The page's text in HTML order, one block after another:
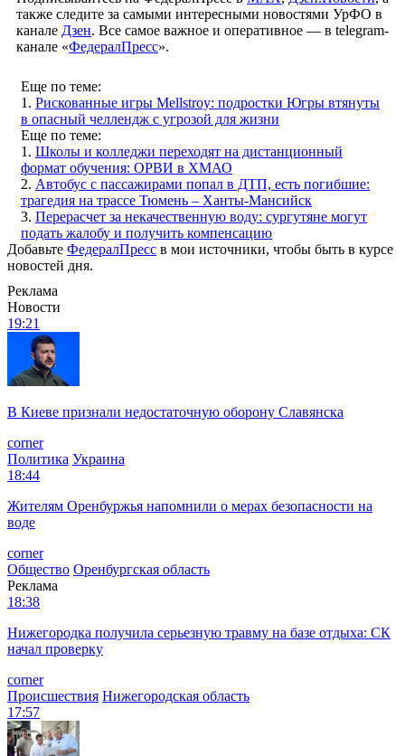
также следите за самыми интересными новостями УрФО в
канале Дзен. Все самое важное и оперативное — в telegram-
канале «ФедералПресс».
Еще по теме:
1. Рискованные игры Mellstroy: подростки Югры втянуты
в опасный челлендж с угрозой для жизни
Еще по теме:
1. Школы и колледжи переходят на дистанционный
формат обучения: ОРВИ в ХМАО
2. Автобус с пассажирами попал в ДТП, есть погибшие:
трагедия на трассе Тюмень – Ханты-Мансийск
3. Перерасчет за некачественную воду: сургутяне могут
подать жалобу и получить компенсацию
Добавьте ФедералПресс в мои источники, чтобы быть в курсе
новостей дня.
Реклама
Новости
19:21
В Киеве признали недостаточную оборону Славянска
corner
Политика Украина
18:44
Жителям Оренбуржья напомнили о мерах безопасности на
воде
corner
Общество Оренбургская область
Реклама
18:38
Нижегородка получила серьезную травму на базе отдыха: СК
начал проверку
corner
Происшествия Нижегородская область
17:57